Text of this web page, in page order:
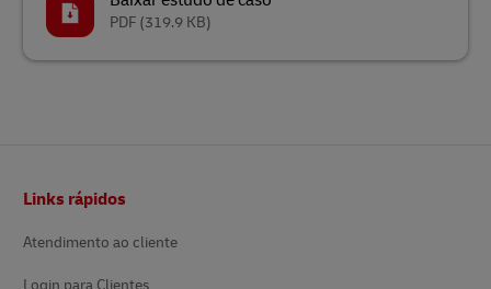
PDF (319.9 KB)
Links rápidos
Atendimento ao cliente
Login para Clientes